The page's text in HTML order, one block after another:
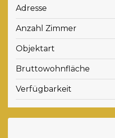
Adresse
Anzahl Zimmer
Objektart
Bruttowohnfläche
Verfügbarkeit